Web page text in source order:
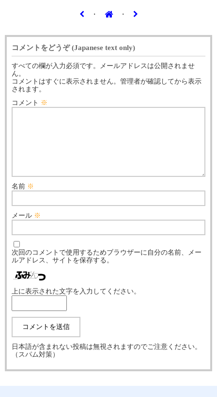
・ ・
コメントをどうぞ (Japanese text only)
すべての欄が入力必須です。メールアドレスは公開されませ
ん。
コメントはすぐに表示されません。管理者が確認してから表示
されます。
コメント ※
名前 ※
メール ※
次回のコメントで使用するためブラウザーに自分の名前、メー
ルアドレス、サイトを保存する。
上に表示された文字を入力してください。
日本語が含まれない投稿は無視されますのでご注意ください。
（スパム対策）